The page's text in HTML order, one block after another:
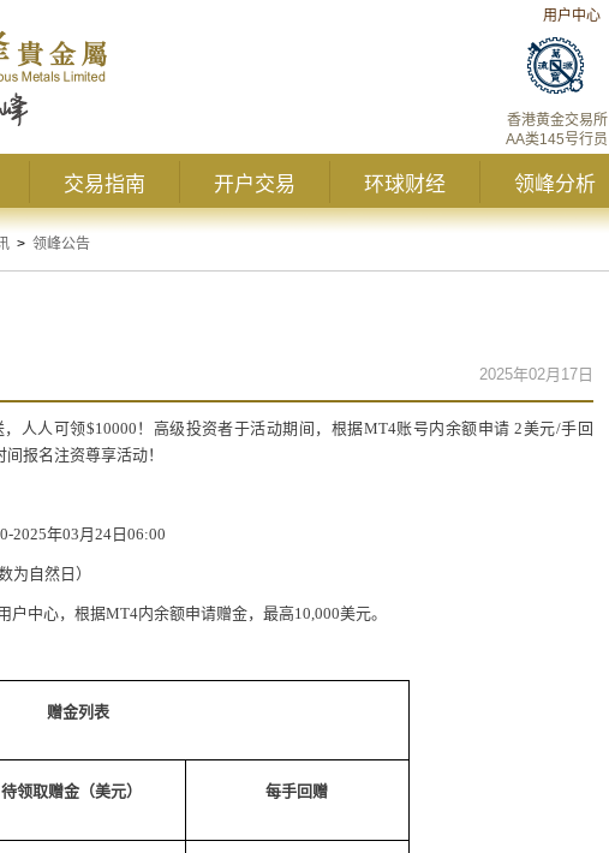
用户中心
香港黄金交易所
AA类145号行员
交易指南 开户交易 环球财经 领峰分析
> 领峰公告
2025年02月17日
人人可领$10000！高级投资者于活动期间，根据MT4账号内余额申请 2美元/手回
间报名注资尊享活动！
2025年03月24日06:00
为自然日）
户中心，根据MT4内余额申请赠金，最高10,000美元。
赠金列表
待领取赠金（美元） 每手回赠